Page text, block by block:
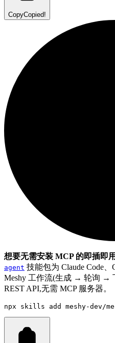
CopyCopied!
想要无需安装 MCP 的即插即
agent 技能包为 Claude Code、
Meshy 工作流(生成 → 轮询 →
REST API,无需 MCP 服务器。
npx skills add meshy-dev/